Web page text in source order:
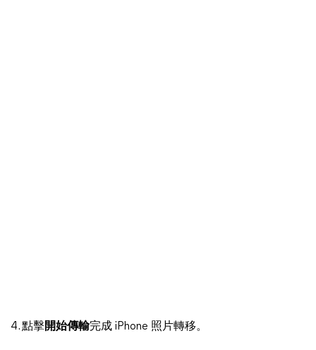
4. 點擊開始傳輸完成 iPhone 照片轉移。